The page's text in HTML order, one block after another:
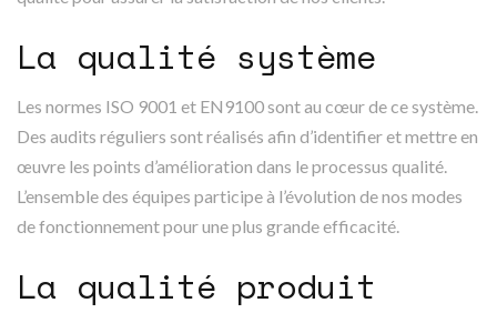
La qualité système
Les normes ISO 9001 et EN9100 sont au cœur de ce système.
Des audits réguliers sont réalisés afin d’identifier et mettre en
œuvre les points d’amélioration dans le processus qualité.
L’ensemble des équipes participe à l’évolution de nos modes
de fonctionnement pour une plus grande efficacité.
La qualité produit